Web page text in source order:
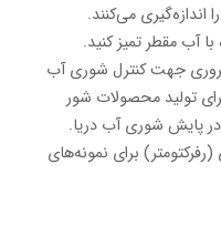
می‌کنند.
آب مقطر تمیز کنید.
جهت کنترل شوری آب
تولید محصولات شور
پایش شوری آب دریا.
برای نمونه‌های